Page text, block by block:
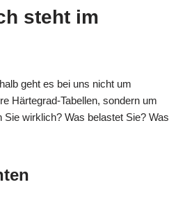
steht im
geht es bei uns nicht um
Härtegrad-Tabellen, sondern um
Sie wirklich? Was belastet Sie? Was